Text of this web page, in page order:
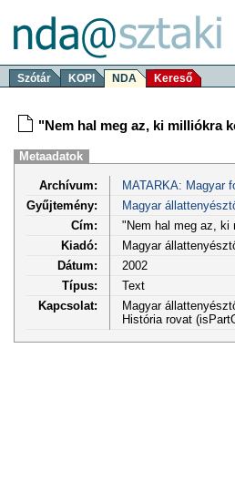
Szótár KOPI NDA Kereső
"Nem hal meg az, ki milliókra
Metaadatok
Archívum:
MATARKA: Magyar
Gyűjtemény:
Magyar
Cím:
"Nem hal meg az, ki
Kiadó:
Magyar
Dátum:
2002
Típus:
Text
Kapcsolat:
Magyar
História rovat